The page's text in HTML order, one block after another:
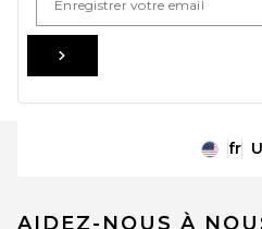
fr
AIDEZ-NOUS À